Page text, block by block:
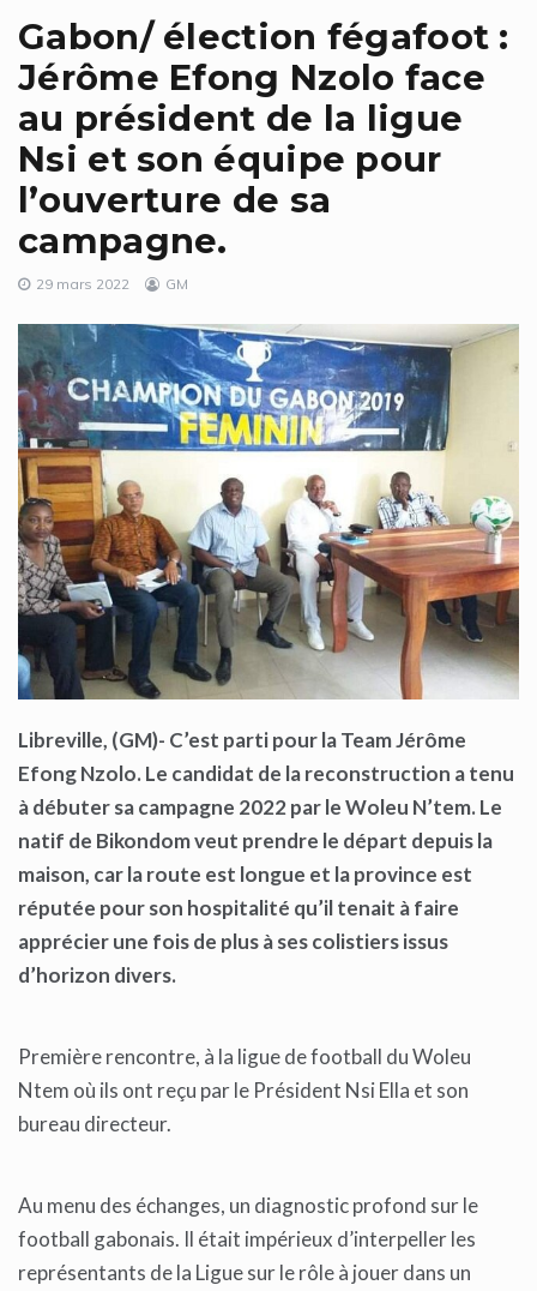
Gabon/ élection fégafoot :
Jérôme Efong Nzolo face
au président de la ligue
Nsi et son équipe pour
l’ouverture de sa
campagne.
29 mars 2022 GM
Libreville, (GM)- C’est parti pour la Team Jérôme
Efong Nzolo. Le candidat de la reconstruction a tenu
à débuter sa campagne 2022 par le Woleu N’tem. Le
natif de Bikondom veut prendre le départ depuis la
maison, car la route est longue et la province est
réputée pour son hospitalité qu’il tenait à faire
apprécier une fois de plus à ses colistiers issus
d’horizon divers.
Première rencontre, à la ligue de football du Woleu
Ntem où ils ont reçu par le Président Nsi Ella et son
bureau directeur.
Au menu des échanges, un diagnostic profond sur le
football gabonais. Il était impérieux d’interpeller les
représentants de la Ligue sur le rôle à jouer dans un